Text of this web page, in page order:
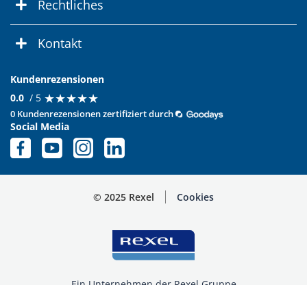
Rechtliches
Kontakt
Kundenrezensionen
0.0 / 5 ★★★★★
★★★★★
0 Kundenrezensionen zertifiziert durch
Social Media
© 2025 Rexel Cookies